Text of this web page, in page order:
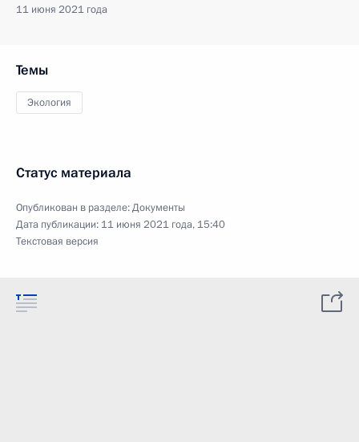
11 июня 2021 года
Темы
Экология
Статус материала
Опубликован в разделе:Документы
Дата публикации: 11 июня 2021 года, 15:40
Текстовая версия